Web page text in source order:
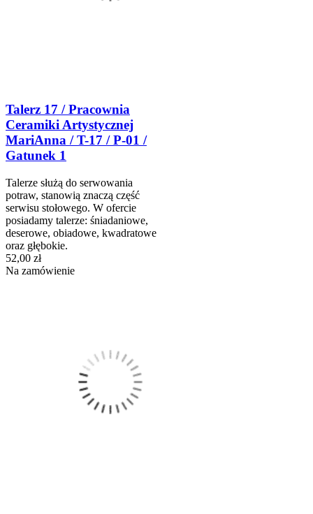
Talerz 17 / Pracownia
Ceramiki Artystycznej
MariAnna / T-17 / P-01 /
Gatunek 1
Talerze służą do serwowania
potraw, stanowią znaczą część
serwisu stołowego. W ofercie
posiadamy talerze: śniadaniowe,
deserowe, obiadowe, kwadratowe
oraz głębokie.
52,00 zł
Na zamówienie